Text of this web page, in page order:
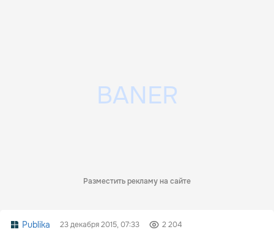
Разместить рекламу на сайте
Publika 23 декабря 2015, 07:33 2 204